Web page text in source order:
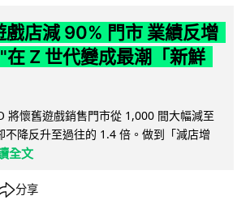
戲店減 90% 門市 業績反增
在 Z 世代變成最潮「新鮮
將懷舊遊戲銷售門市從 1,000 間大幅減至
不降反升至過往的 1.4 倍。做到「減店增
全文
分享